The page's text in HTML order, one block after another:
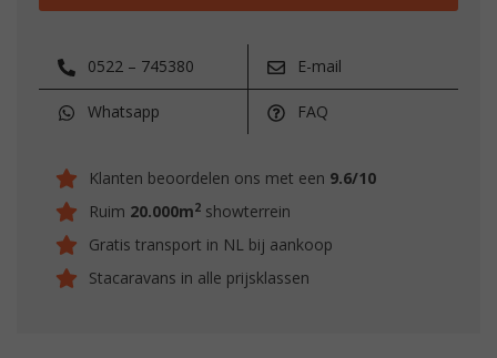
0522 – 745380 E-mail
Whatsapp FAQ
Klanten beoordelen ons met een 9.6/10
Ruim 20.000m2 showterrein
Gratis transport in NL bij aankoop
Stacaravans in alle prijsklassen